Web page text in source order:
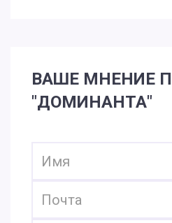
ВАШЕ МНЕНИЕ
"ДОМИНАНТА"